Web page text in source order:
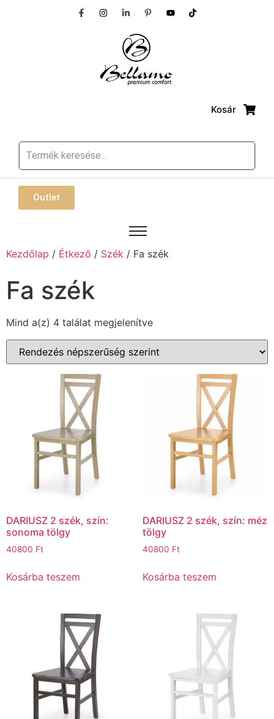
Kosár
Outlet
Kezdőlap / Étkező / Szék / Fa szék
Fa szék
Mind a(z) 4 találat megjelenítve
DARIUSZ 2 szék, szín:
sonoma tölgy
40800 Ft
Kosárba teszem
DARIUSZ 2 szék, szín: méz
tölgy
40800 Ft
Kosárba teszem